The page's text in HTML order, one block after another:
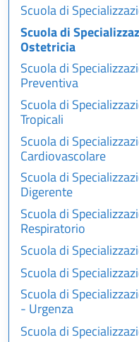
Scuola di
Scuola di
Ostetricia
Scuola di
Preventiva
Scuola di
Tropicali
Scuola di
Cardiovascolare
Scuola di
Digerente
Scuola di
Respiratorio
Scuola di
Scuola di
Scuola di
- Urgenza
Scuola di